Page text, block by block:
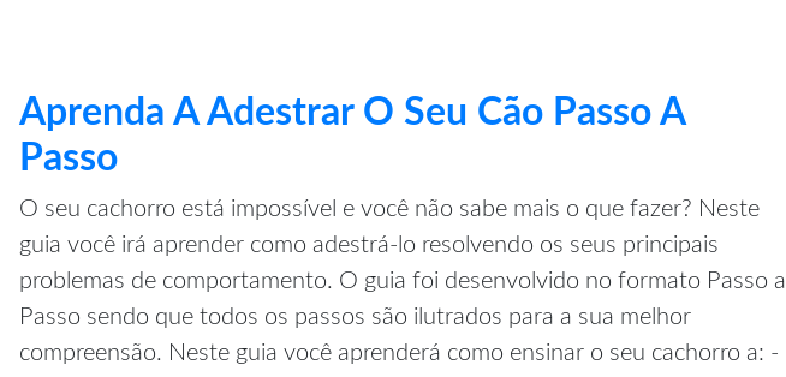
Aprenda A Adestrar O Seu Cão Passo A
Passo
O seu cachorro está impossível e você não sabe mais o que fazer? Neste
guia você irá aprender como adestrá-lo resolvendo os seus principais
problemas de comportamento. O guia foi desenvolvido no formato Passo a
Passo sendo que todos os passos são ilutrados para a sua melhor
compreensão. Neste guia você aprenderá como ensinar o seu cachorro a: -